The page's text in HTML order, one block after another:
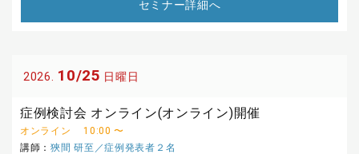
セミナー詳細へ
2026. 10/25 日曜日
症例検討会 オンライン(オンライン)開催
オンライン
10:00 〜
講師：狹間 研至／症例発表者２名